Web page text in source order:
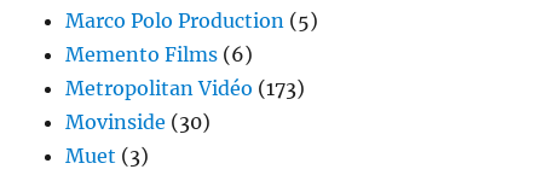
Marco Polo Production (5)
Memento Films (6)
Metropolitan Vidéo (173)
Movinside (30)
Muet (3)